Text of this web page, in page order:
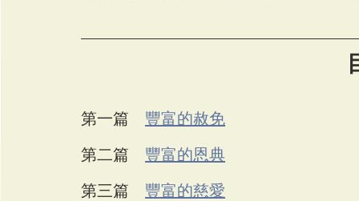
第一篇 豐富的赦免
第二篇 豐富的恩典
第三篇 豐富的慈愛